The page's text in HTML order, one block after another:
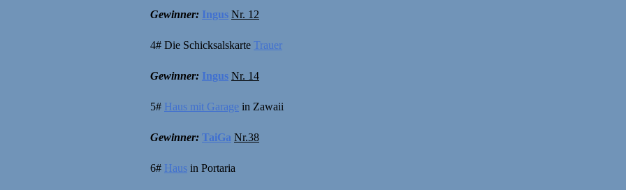
Gewinner: Ingus Nr. 12
4# Die Schicksalskarte Trauer
Gewinner: Ingus Nr. 14
5# Haus mit Garage in Zawaii
Gewinner: TaiGa Nr.38
6# Haus in Portaria